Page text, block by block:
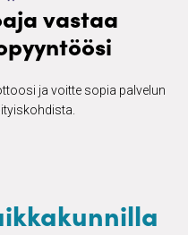
vastaa
ja voitte sopia palvelun